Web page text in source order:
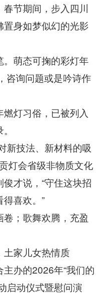
节期间，步入四川
身如梦似幻的光影
萌态可掬的彩灯年
咨询问题或是吟诗作
灯习俗，已被列入
技法、新材料的吸
灯会省级非物质文化
才说，“守住这块招
喜欢。”
；歌舞欢腾，充盈
家儿女热情质
办的2026年“我们的
启动仪式暨慰问演